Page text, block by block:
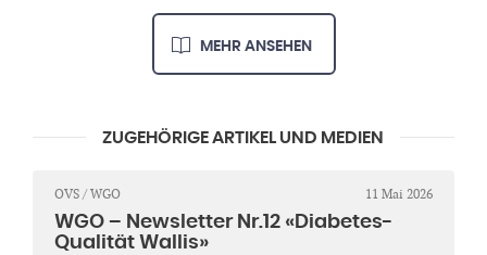
MEHR ANSEHEN
ZUGEHÖRIGE ARTIKEL UND MEDIEN
OVS / WGO 11 Mai 2026
WGO – Newsletter Nr.12 «Diabetes-
Qualität Wallis»